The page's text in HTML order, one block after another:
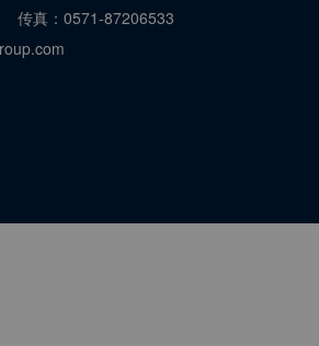
传真： 0571-87206533